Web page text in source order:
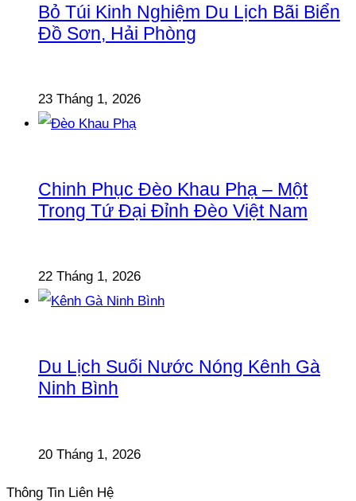
Bỏ Túi Kinh Nghiệm Du Lịch Bãi Biển
Đồ Sơn, Hải Phòng
23 Tháng 1, 2026
Chinh Phục Đèo Khau Phạ – Một
Trong Tứ Đại Đỉnh Đèo Việt Nam
22 Tháng 1, 2026
Du Lịch Suối Nước Nóng Kênh Gà
Ninh Bình
20 Tháng 1, 2026
Thông Tin Liên Hệ